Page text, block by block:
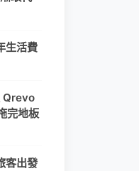
生活費
Qrevo
完地板
客出發